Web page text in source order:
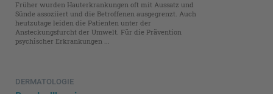
Früher wurden Hauterkrankungen oft mit Aussatz und
Sünde assoziiert und die Betroffenen ausgegrenzt. Auch
heutzutage leiden die Patienten unter der
Ansteckungsfurcht der Umwelt. Für die Prävention
psychischer Erkrankungen ...
DERMATOLOGIE